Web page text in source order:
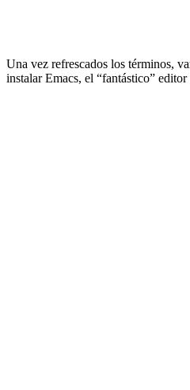
Una vez refrescados los términos,
instalar Emacs, el “fantástico” editor